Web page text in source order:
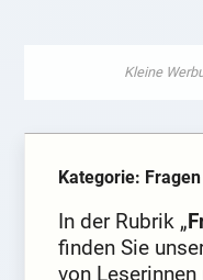
Kategorie:
In der Rubrik „
finden Sie
von